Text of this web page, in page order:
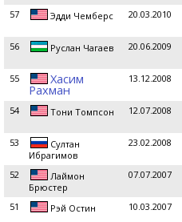
57 Эдди Чемберс 20.03.2010
56 Руслан Чагаев 20.06.2009
55 Хасим
Рахман
13.12.2008
54 Тони Томпсон 12.07.2008
53
Султан
Ибрагимов
23.02.2008
52
Лаймон
Брюстер
07.07.2007
51 Рэй Остин 10.03.2007